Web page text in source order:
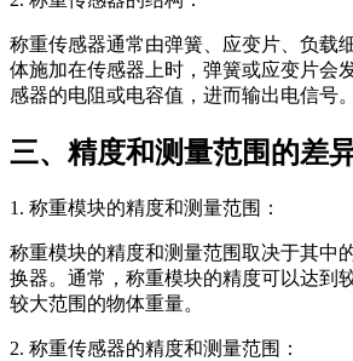
称重传感器通常由弹簧、应变片、负载
体施加在传感器上时，弹簧或应变片会
感器的电阻或电容值，进而输出电信号。
三、精度和测量范围的差
1. 称重模块的精度和测量范围：
称重模块的精度和测量范围取决于其中
换器。通常，称重模块的精度可以达到
较大范围的物体重量。
2. 称重传感器的精度和测量范围：